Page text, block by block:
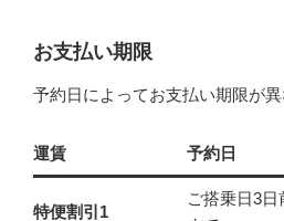
お支払い期限
予約日によってお支払い期限が異
運賃 予約日
特便割引1
ご搭乗日3日